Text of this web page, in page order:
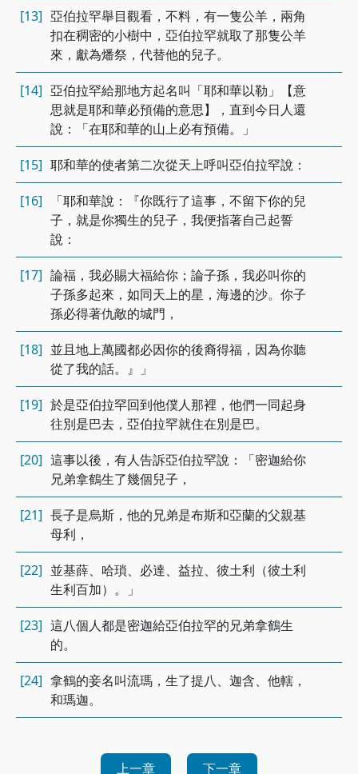
[13] 亞伯拉罕舉目觀看，不料，有一隻公羊，兩角
扣在稠密的小樹中，亞伯拉罕就取了那隻公羊
來，獻為燔祭，代替他的兒子。
[14] 亞伯拉罕給那地方起名叫「耶和華以勒」【意
思就是耶和華必預備的意思】，直到今日人還
說：「在耶和華的山上必有預備。」
[15] 耶和華的使者第二次從天上呼叫亞伯拉罕說：
[16]
「耶和華說：『你既行了這事，不留下你的兒
子，就是你獨生的兒子，我便指著自己起誓
說：
[17] 論福，我必賜大福給你；論子孫，我必叫你的
子孫多起來，如同天上的星，海邊的沙。你子
孫必得著仇敵的城門，
[18] 並且地上萬國都必因你的後裔得福，因為你聽
從了我的話。』」
[19] 於是亞伯拉罕回到他僕人那裡，他們一同起身
往別是巴去，亞伯拉罕就住在別是巴。
[20] 這事以後，有人告訴亞伯拉罕說：「密迦給你
兄弟拿鶴生了幾個兒子，
[21] 長子是烏斯，他的兄弟是布斯和亞蘭的父親基
母利，
[22] 並基薛、哈瑣、必達、益拉、彼土利（彼土利
生利百加）。」
[23] 這八個人都是密迦給亞伯拉罕的兄弟拿鶴生
的。
[24] 拿鶴的妾名叫流瑪，生了提八、迦含、他轄，
和瑪迦。
上一章 下一章